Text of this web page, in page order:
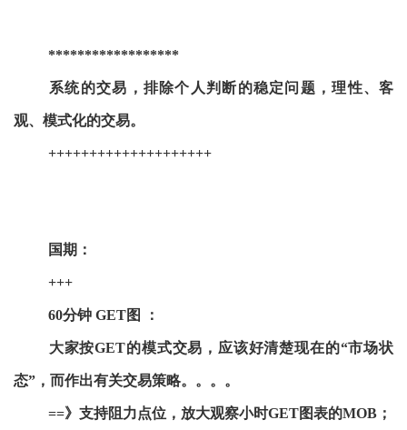
******************
系统的交易，排除个人判断的稳定问题，理性、客
观、模式化的交易。
++++++++++++++++++++
国期：
+++
60分钟 GET图 ：
大家按GET的模式交易，应该好清楚现在的“市场状
态”，而作出有关交易策略。。。。
==》支持阻力点位，放大观察小时GET图表的MOB；